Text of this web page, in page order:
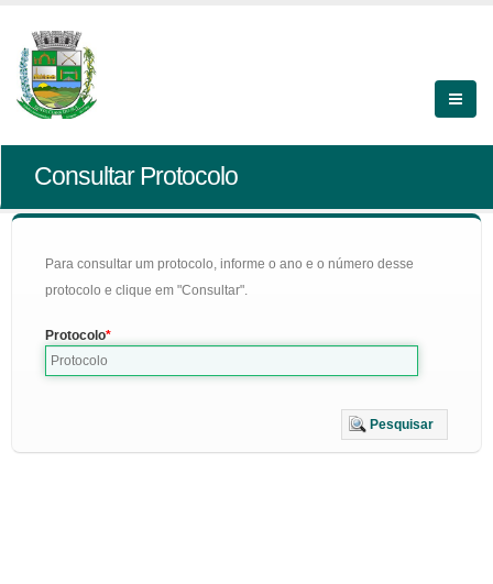
Consultar Protocolo
Para consultar um protocolo, informe o ano e o número desse
protocolo e clique em "Consultar".
Protocolo
Pesquisar